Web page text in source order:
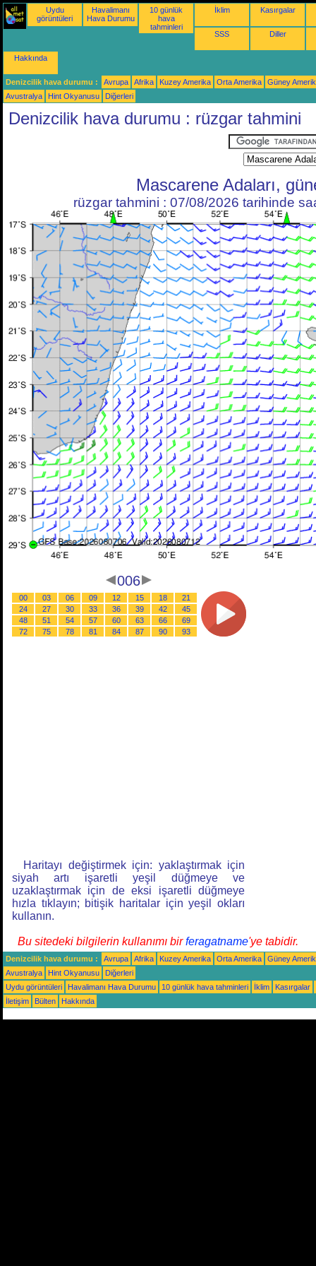
Uydu
görüntüleri
Havalimanı
Hava Durumu
10 günlük
hava
tahminleri
İklim Kasırgalar
SSS Diller
Hakkında
Denizcilik hava durumu : Avrupa Afrika Kuzey Amerika Orta Amerika
Güney
Avustralya
Hint Okyanusu Diğerleri
Denizcilik hava durumu : rüzgar tahmini
Mascarene Adaları,
rüzgar tahmini : 07/08/2026 tarihinde
006
00 03 06 09 12 15 18
21
24
27 30 33 36 39 42
45
48
51 54 57 60 63 66
69
72
75 78 81 84 87 90 93
Haritayı değiştirmek için: yaklaştırmak için
siyah artı işaretli yeşil düğmeye ve
uzaklaştırmak için de eksi işaretli düğmeye
hızla tıklayın; bitişik haritalar için yeşil okları
kullanın.
Bu sitedeki bilgilerin kullanımı birferagatname'ye tabidir.
Denizcilik hava durumu : Avrupa Afrika Kuzey Amerika Orta Amerika
Güney
Avustralya
Hint Okyanusu
Diğerleri
Uydu görüntüleri
Havalimanı Hava Durumu 10 günlük hava tahminleri İklim
Kasırgalar
İletişim
Bülten Hakkında